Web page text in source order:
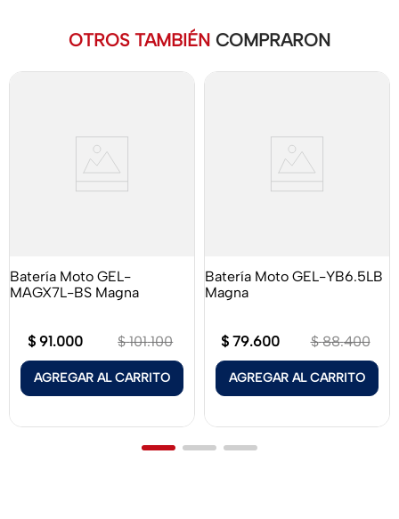
OTROS TAMBIÉN COMPRARON
Batería Moto GEL-
MAGX7L-BS Magna
$ 101.100
$ 91.000
AGREGAR AL CARRITO
Batería Moto GEL-YB6.5LB
Magna
$ 88.400
$ 79.600
AGREGAR AL CARRITO